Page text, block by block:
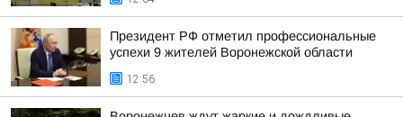
Президент РФ отметил профессиональные
успехи 9 жителей Воронежской области
12:56